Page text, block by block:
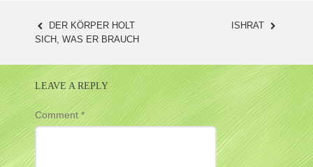
POST
NAVIGATION
DER KÖRPER HOLT
SICH, WAS ER BRAUCH
ISHRAT
LEAVE A REPLY
Comment*